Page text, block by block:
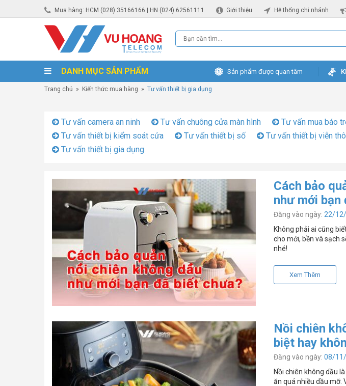
Mua hàng: HCM (028) 35166166 | HN (024) 62561111 Giới thiệu Hệ thống chi nhánh
DANH MỤC SẢN PHẨM Sản phẩm được quan tâm
Trang chủ » Kiến thức mua hàng » Tư vấn thiết bị gia dụng
Tư vấn camera an ninh Tư vấn chuông cửa màn hình Tư vấn mua báo
Tư vấn thiết bị kiểm soát cửa
Tư vấn thiết bị số Tư vấn thiết bị viễn
Tư vấn thiết bị gia dụng
Cách bảo
như mới bạn
Đăng vào ngày: 22/
Không phải ai cũng
cho mới, bền và sạch
nhé!
Xem Thêm
Nồi chiên
biệt hay
Đăng vào ngày: 08/
Nồi chiên không dầu
ăn quá nhiều dầu mỡ.